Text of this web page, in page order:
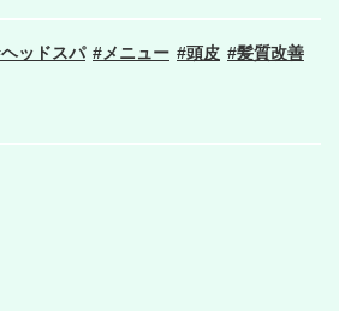
ヘッドスパ メニュー 頭皮 髪質改善